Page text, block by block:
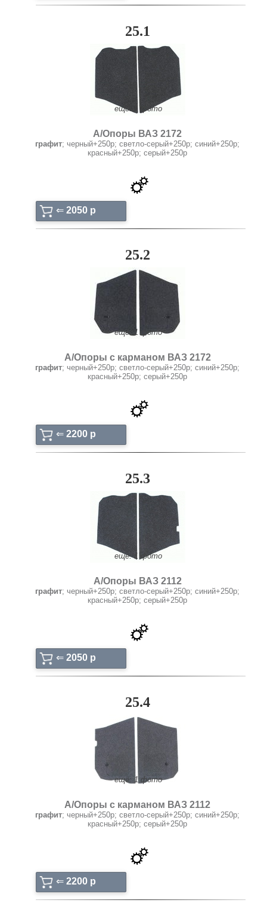
25.1
ещё: 1 фото
А/Опоры ВАЗ 2172
графит; черный+250р; светло-серый+250р; синий+250р;
красный+250р; серый+250р
⇐ 2050 p
25.2
ещё: 1 фото
А/Опоры с карманом ВАЗ 2172
графит; черный+250р; светло-серый+250р; синий+250р;
красный+250р; серый+250р
⇐ 2200 p
25.3
ещё: 1 фото
А/Опоры ВАЗ 2112
графит; черный+250р; светло-серый+250р; синий+250р;
красный+250р; серый+250р
⇐ 2050 p
25.4
ещё: 1 фото
А/Опоры с карманом ВАЗ 2112
графит; черный+250р; светло-серый+250р; синий+250р;
красный+250р; серый+250р
⇐ 2200 p